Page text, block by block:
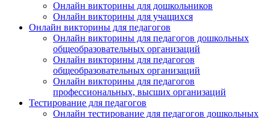
Онлайн викторины для дошкольников
Онлайн викторины для учащихся
Онлайн викторины для педагогов
Онлайн викторины для педагогов дошкольных
общеобразовательных организаций
Онлайн викторины для педагогов
общеобразовательных организаций
Онлайн викторины для педагогов
профессиональных, высших организаций
Тестирование для педагогов
Онлайн тестирование для педагогов дошкольных